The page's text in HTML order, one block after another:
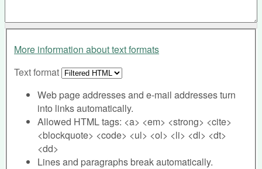
More information about text formats
Text format
Web page addresses and e-mail addresses turn
into links automatically.
Allowed HTML tags: <a> <em> <strong> <cite>
<blockquote> <code> <ul> <ol> <li> <dl> <dt>
<dd>
Lines and paragraphs break automatically.